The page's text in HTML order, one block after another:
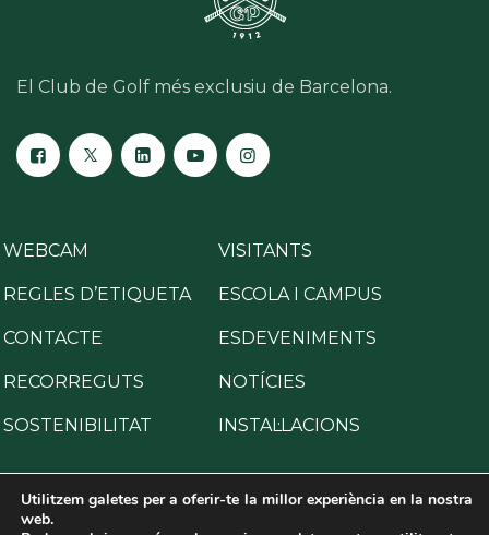
El Club de Golf més exclusiu de Barcelona.
WEBCAM VISITANTS
REGLES D’ETIQUETA ESCOLA I CAMPUS
CONTACTE ESDEVENIMENTS
RECORREGUTS NOTÍCIES
SOSTENIBILITAT INSTAL·LACIONS
Utilitzem galetes per a oferir-te la millor experiència en la nostra
web.